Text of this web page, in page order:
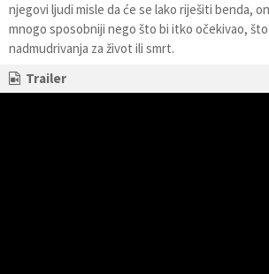
njegovi ljudi misle da će se lako riješiti benda,
mnogo sposobniji nego što bi itko očekivao,
nadmudrivanja za život ili smrt.
Trailer